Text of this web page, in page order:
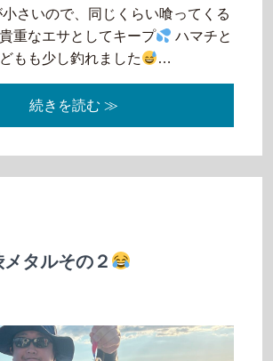
さいので、同じくらい喰ってくる
重なエサとしてキープ
ハマチと
もも少し釣れました
…
続きを読む ≫
タルその２